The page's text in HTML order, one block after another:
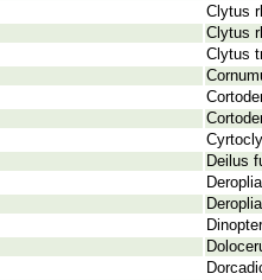
Clytus
Clytus
Clytus
Deilus